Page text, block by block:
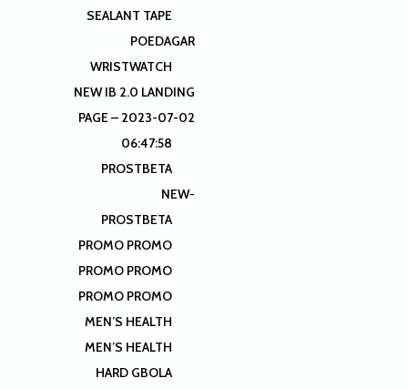
SEALANT TAPE
POEDAGAR
WRISTWATCH
NEW IB 2.0 LANDING
PAGE – 2023-07-02
06:47:58
PROSTBETA
NEW-
PROSTBETA
PROMO PROMO
PROMO PROMO
PROMO PROMO
MEN’S HEALTH
MEN’S HEALTH
HARD GBOLA